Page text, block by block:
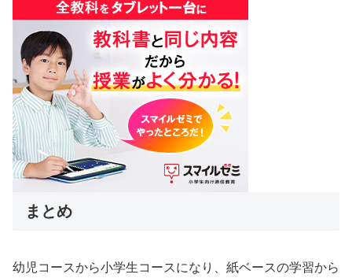
まとめ
幼児コースから小学生コースになり、紙ベースの学習から